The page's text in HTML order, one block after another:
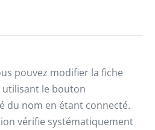
pouvez modifier la fiche
utilisant le bouton
du nom en étant connecté.
vérifie systématiquement